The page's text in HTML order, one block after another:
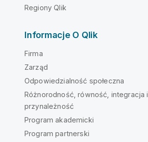
Regiony Qlik
Informacje O Qlik
Firma
Zarząd
Odpowiedzialność społeczna
Różnorodność, równość, integracja i
przynależność
Program akademicki
Program partnerski